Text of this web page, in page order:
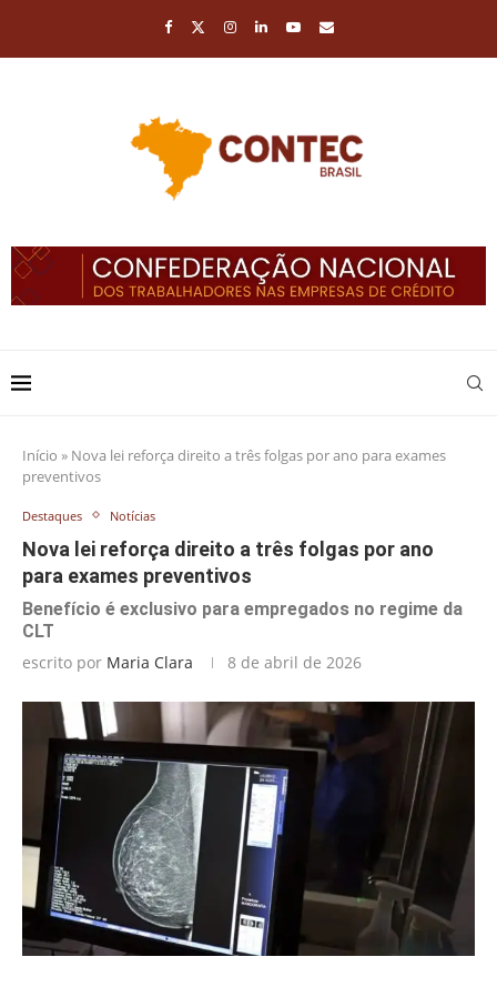
Início » Nova lei reforça direito a três folgas por ano para exames
preventivos
Destaques Notícias
Nova lei reforça direito a três folgas por ano
para exames preventivos
Benefício é exclusivo para empregados no regime da
CLT
escrito por Maria Clara 8 de abril de 2026